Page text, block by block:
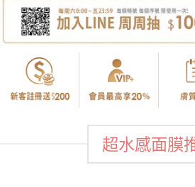
超水感面膜